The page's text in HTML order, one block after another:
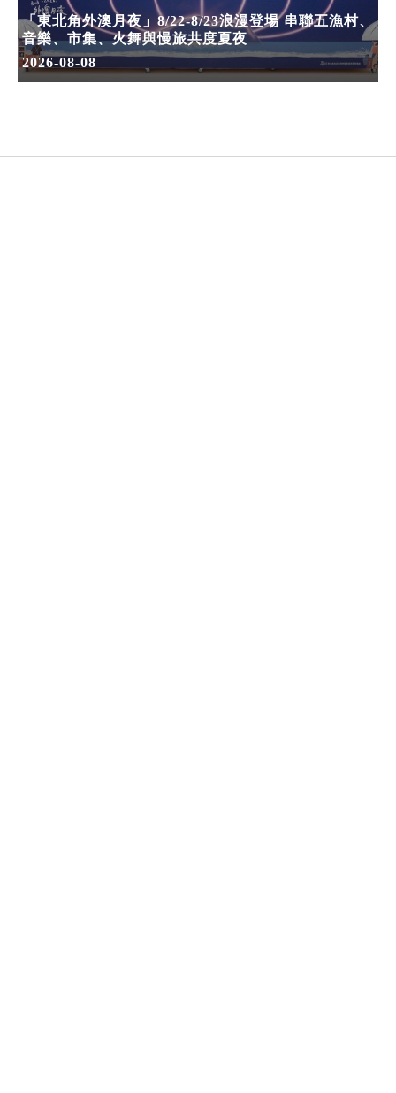
「東北角外澳月夜」8/22-8/23浪漫登場 串聯五漁村、
音樂、市集、火舞與慢旅共度夏夜
2026-08-08